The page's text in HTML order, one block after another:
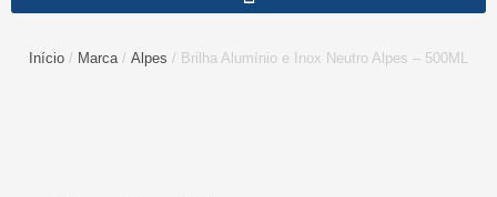
Início / Marca/ Alpes / Brilha Alumínio e Inox Neutro Alpes – 500ML